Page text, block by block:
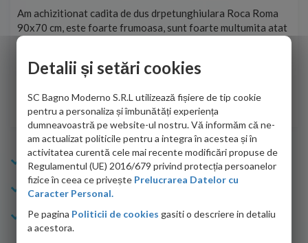
Am achizitionat cadita de dus drpetunghiulara Roca Roma
90x70 cm, este foarte frumoasa, sunt foarte multumita atat
de personalul firmei dvs. cu care am colaborat in obtinerea
adus coletul in siguranta.Numai bine, va doresc!
Sofrone Viviana -28.07.2026
Info Bagno
Cumparaturi
Suport clienti
Detalii și setări cookies
SC Bagno Moderno S.R.L utilizează fișiere de tip cookie
pentru a personaliza și îmbunătăți experiența
dumneavoastră pe website-ul nostru. Vă informăm că ne-
am actualizat politicile pentru a integra în acestea și în
activitatea curentă cele mai recente modificări propuse de
Regulamentul (UE) 2016/679 privind protecția persoanelor
fizice în ceea ce privește Prelucrarea Datelor cu
Caracter Personal.
Pe pagina Politicii de cookies gasiti o descriere in detaliu
a acestora.